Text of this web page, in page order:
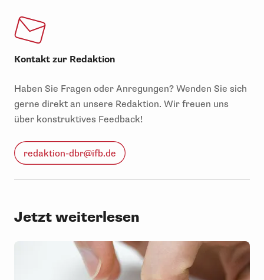
Kontakt zur Redaktion
Haben Sie Fragen oder Anregungen? Wenden Sie sich
gerne direkt an unsere Redaktion. Wir freuen uns
über konstruktives Feedback!
redaktion-dbr@ifb.de
Jetzt weiterlesen